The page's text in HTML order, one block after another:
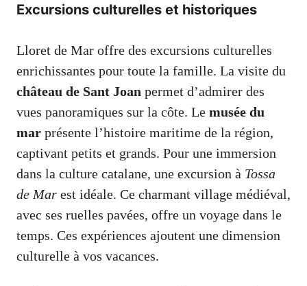
Excursions culturelles et historiques
Lloret de Mar offre des excursions culturelles
enrichissantes pour toute la famille. La visite du
château de Sant Joan permet d’admirer des
vues panoramiques sur la côte. Le musée du
mar présente l’histoire maritime de la région,
captivant petits et grands. Pour une immersion
dans la culture catalane, une excursion à Tossa
de Mar est idéale. Ce charmant village médiéval,
avec ses ruelles pavées, offre un voyage dans le
temps. Ces expériences ajoutent une dimension
culturelle à vos vacances.